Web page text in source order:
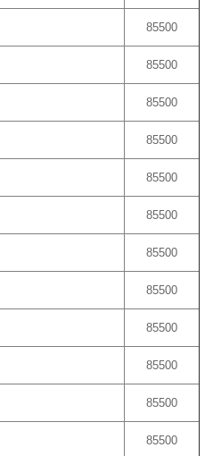
85500
85500
85500
85500
85500
85500
85500
85500
85500
85500
85500
85500